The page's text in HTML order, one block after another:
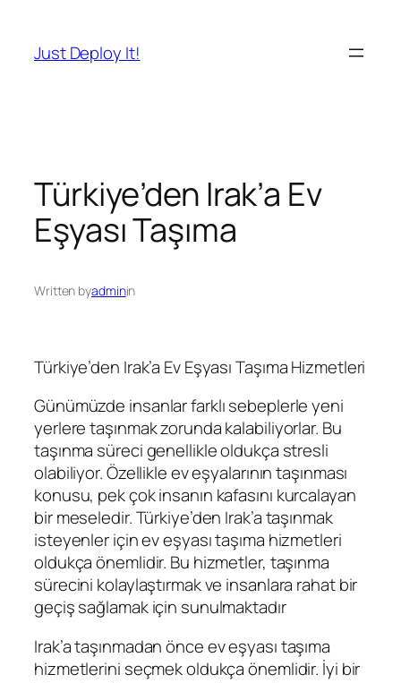
Just Deploy It!
Türkiye’den Irak’a Ev
Eşyası Taşıma
Written byadminin
Türkiye’den Irak’a Ev Eşyası Taşıma Hizmetleri
Günümüzde insanlar farklı sebeplerle yeni
yerlere taşınmak zorunda kalabiliyorlar. Bu
taşınma süreci genellikle oldukça stresli
olabiliyor. Özellikle ev eşyalarının taşınması
konusu, pek çok insanın kafasını kurcalayan
bir meseledir. Türkiye’den Irak’a taşınmak
isteyenler için ev eşyası taşıma hizmetleri
oldukça önemlidir. Bu hizmetler, taşınma
sürecini kolaylaştırmak ve insanlara rahat bir
geçiş sağlamak için sunulmaktadır
Irak’a taşınmadan önce ev eşyası taşıma
hizmetlerini seçmek oldukça önemlidir. İyi bir